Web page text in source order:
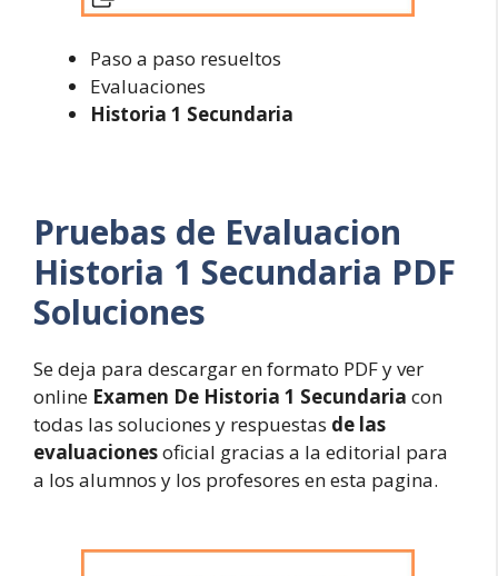
Paso a paso resueltos
Evaluaciones
Historia 1 Secundaria
Pruebas de Evaluacion
Historia 1 Secundaria PDF
Soluciones
Se deja para descargar en formato PDF y ver
online Examen De Historia 1 Secundaria con
todas las soluciones y respuestas de las
evaluacionesoficial gracias a la editorial para
a los alumnos y los profesores en esta pagina.